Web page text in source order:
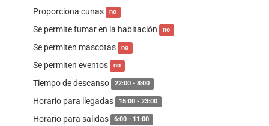
Proporciona cunas no
Se permite fumar en la habitación no
Se permiten mascotas no
Se permiten eventos no
Tiempo de descanso 22:00 - 8:00
Horario para llegadas 15:00 - 23:00
Horario para salidas 6:00 - 11:00